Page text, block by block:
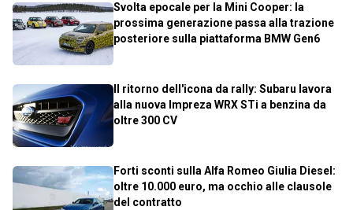
Svolta epocale per la Mini Cooper: la
prossima generazione passa alla trazione
posteriore sulla piattaforma BMW Gen6
Il ritorno dell'icona da rally: Subaru lavora
alla nuova Impreza WRX STi a benzina da
oltre 300 CV
Forti sconti sulla Alfa Romeo Giulia Diesel:
oltre 10.000 euro, ma occhio alle clausole
del contratto